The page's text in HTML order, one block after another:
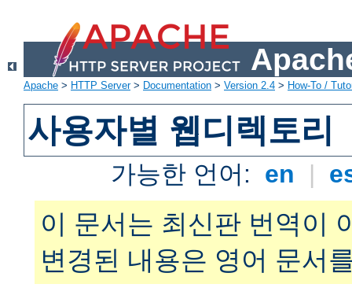
Apache > HTTP Server> Documentation > Version 2.4 > How-To /
사용자별 웹디렉토리
가능한 언어: en |
이 문서는 최신판 번역이
변경된 내용은 영어 문서